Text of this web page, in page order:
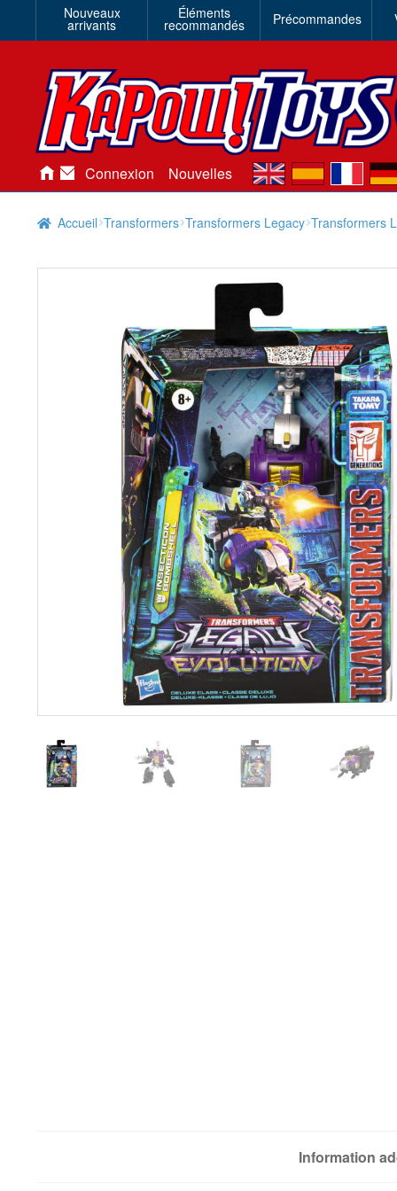
Nouveaux
arrivants
Éléments
recommandés Précommandes
Connexion Nouvelles en es de
Accueil Transformers Transformers Legacy Transformers
Information